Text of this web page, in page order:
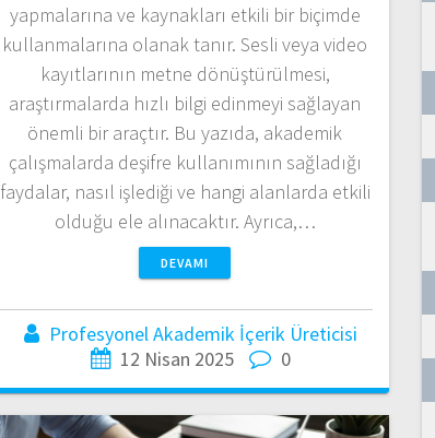
yapmalarına ve kaynakları etkili bir biçimde
kullanmalarına olanak tanır. Sesli veya video
kayıtlarının metne dönüştürülmesi,
araştırmalarda hızlı bilgi edinmeyi sağlayan
önemli bir araçtır. Bu yazıda, akademik
çalışmalarda deşifre kullanımının sağladığı
faydalar, nasıl işlediği ve hangi alanlarda etkili
olduğu ele alınacaktır. Ayrıca,…
DEVAMI
Profesyonel Akademik İçerik Üreticisi
12 Nisan 2025
0